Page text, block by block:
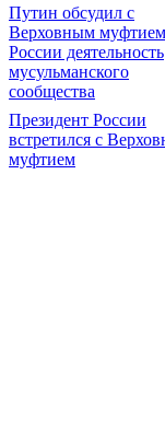
Путин обсудил с
Верховным муфтием
России деятельность
мусульманского
сообщества
Президент России
встретился с
муфтием